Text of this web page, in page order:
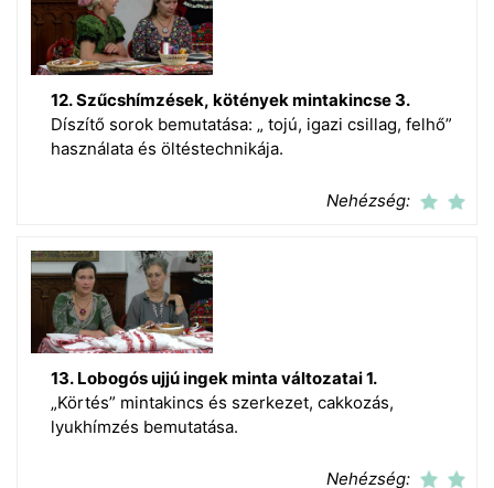
12. Szűcshímzések, kötények mintakincse 3.
Díszítő sorok bemutatása: „ tojú, igazi csillag, felhő”
használata és öltéstechnikája.
Nehézség:
13. Lobogós ujjú ingek minta változatai 1.
„Körtés” mintakincs és szerkezet, cakkozás,
lyukhímzés bemutatása.
Nehézség: